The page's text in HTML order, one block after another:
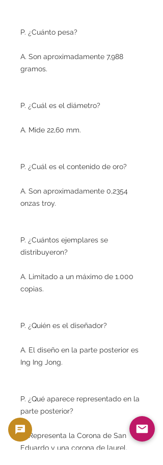
P. ¿Cuánto pesa?
A. Son aproximadamente 7,988
gramos.
P. ¿Cuál es el diámetro?
A. Mide 22,60 mm.
P. ¿Cuál es el contenido de oro?
A. Son aproximadamente 0,2354
onzas troy.
P. ¿Cuántos ejemplares se
distribuyeron?
A. Limitado a un máximo de 1.000
copias.
P. ¿Quién es el diseñador?
A. El diseño en la parte posterior es
Ing Ing Jong.
P. ¿Qué aparece representado en la
parte posterior?
A. Representa la Corona de San
Eduardo y una corona de laurel.